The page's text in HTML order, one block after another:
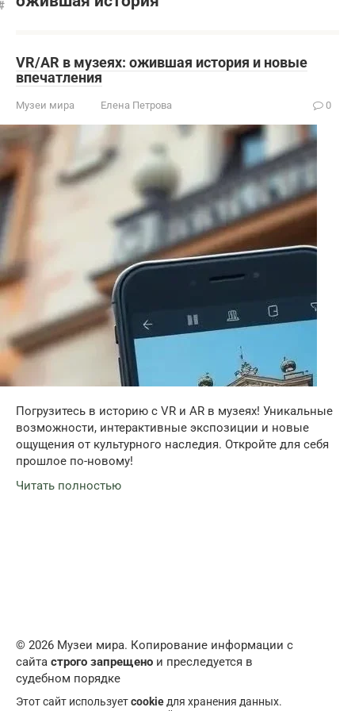
VR/AR в музеях: ожившая история и новые
впечатления
Музеи мира Елена Петрова 0
Погрузитесь в историю с VR и AR в музеях! Уникальные
возможности, интерактивные экспозиции и новые
ощущения от культурного наследия. Откройте для себя
прошлое по-новому!
Читать полностью
© 2026 Музеи мира. Копирование информации с
сайта строго запрещено и преследуется в
судебном порядке
Этот сайт используетcookie для хранения данных.